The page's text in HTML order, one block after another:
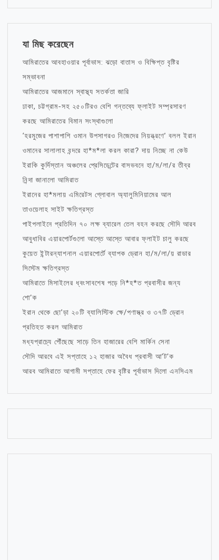
যা মিছ করেছেন
আমিরাতের আবহাওয়ার পূর্বাভাস: ঝড়ো বাতাস ও বিক্ষিপ্ত বৃষ্টির
সম্ভাবনা
আমিরাতের আজমানে স্বাস্থ্য সতর্কতা জারি
ঢাকা, চট্টগ্রাম-সহ ২৫০টিরও বেশি গন্তব্যে ফ্লাইট সম্প্রসারণ
করছে আমিরাতের বিমান সংস্থাগুলো
‘হরমুজের পাশাপাশি ওমান উপসাগরও নিজেদের নিয়ন্ত্রণে’ বলল ইরান
ওমানের সালালাহ বন্দরে হা*ম*লা করল কারা? দায় নিচ্ছে না কেউ
ইরাকি কুর্দিস্তান অঞ্চলের প্রেসিডেন্টের বাসভবনে হা/ম/লা/র তীব্র
নিন্দা জানালো আমিরাত
ইরানের হা*মলায় এমিরেটস গ্লোবাল অ্যালুমিনিয়ামের আল
তাওয়েলাহ সাইট ক্ষতিগ্রস্ত
পাইপলাইনে প্রতিদিন ৭০ লক্ষ ব্যারেল তেল বহন করছে সৌদি আরব
আবুধাবির এয়ারপোর্টগুলো আস্তে আস্তে আবার ফ্লাইট চালু করছে
কুয়েত ইন্টারন্যাশনাল এয়ারপোর্টে ব্যাপক ড্রোন হা/ম/লা/য় রাডার
সিস্টেম ক্ষতিগ্রস্ত
আমিরাতে মিসাইলের ধ্বংসাবশেষ পড়ে নি*হ*ত প্রবাসীর জন্য
শো’ক
ইরান থেকে ছো’ড়া ২০টি ব্যালিস্টিক ক্ষে/পণাস্ত্র ও ৩৭টি ড্রোন
প্রতিহত করল আমিরাত
মধ্যপ্রাচ্যে পৌঁছেছে সাড়ে তিন হাজারের বেশি মার্কিন সেনা
সৌদি আরবে এই সপ্তাহে ১২ হাজার অবৈধ প্রবাসী আ’ট’ক
আরব আমিরাতে আগামী সপ্তাহে ফের বৃষ্টির পূর্বাভাস দিলো এনসিএম